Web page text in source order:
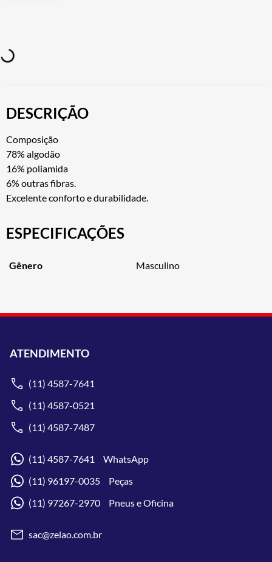
DESCRIÇÃO
Composição
78% algodão
16% poliamida
6% outras fibras.
Excelente conforto e durabilidade.
ESPECIFICAÇÕES
Gênero Masculino
ATENDIMENTO
(11) 4587-7641
(11) 4587-0521
(11) 4587-7487
(11) 4587-7641 WhatsApp
(11) 96197-0035 Peças
(11) 97267-2970 Pneus e Oficina
sac@zelao.com.br